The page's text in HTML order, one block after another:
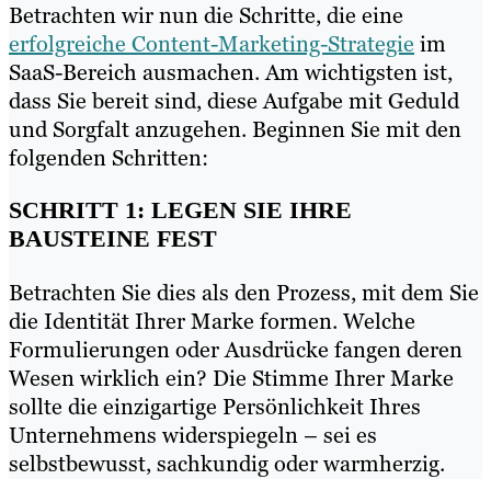
Betrachten wir nun die Schritte, die eine
erfolgreiche Content-Marketing-Strategie im
SaaS-Bereich ausmachen. Am wichtigsten ist,
dass Sie bereit sind, diese Aufgabe mit Geduld
und Sorgfalt anzugehen. Beginnen Sie mit den
folgenden Schritten:
SCHRITT 1: LEGEN SIE IHRE
BAUSTEINE FEST
Betrachten Sie dies als den Prozess, mit dem Sie
die Identität Ihrer Marke formen. Welche
Formulierungen oder Ausdrücke fangen deren
Wesen wirklich ein? Die Stimme Ihrer Marke
sollte die einzigartige Persönlichkeit Ihres
Unternehmens widerspiegeln – sei es
selbstbewusst, sachkundig oder warmherzig.